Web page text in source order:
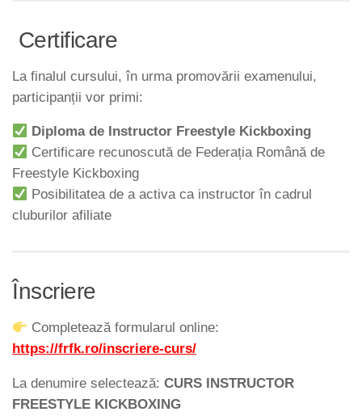
Certificare
La finalul cursului, în urma promovării examenului,
participanții vor primi:
Diploma de Instructor Freestyle Kickboxing
Certificare recunoscută de Federația Română de
Freestyle Kickboxing
Posibilitatea de a activa ca instructor în cadrul
cluburilor afiliate
Înscriere
Completează formularul online:
https://frfk.ro/inscriere-curs/
La denumire selectează: CURS INSTRUCTOR
FREESTYLE KICKBOXING